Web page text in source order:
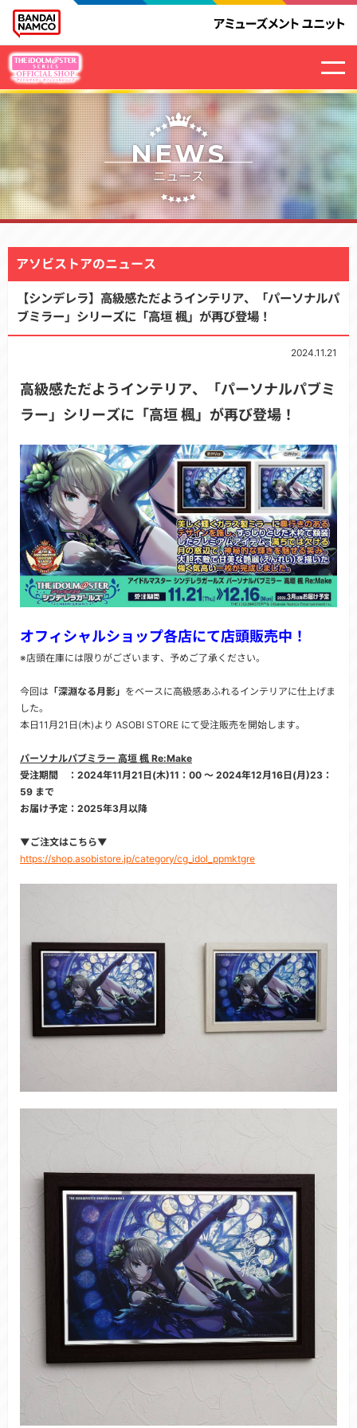
NEWS
ニュース
アソビストアのニュース
【シンデレラ】高級感ただようインテリア、「パーソナルパ
ブミラー」シリーズに「高垣 楓」が再び登場！
2024.11.21
高級感ただようインテリア、「パーソナルパブミ
ラー」シリーズに「高垣 楓」が再び登場！
オフィシャルショップ各店にて店頭販売中！
※店頭在庫には限りがございます、予めご了承ください。
今回は 「深淵なる月影」 をベースに高級感あふれるインテリアに仕上げま
した。
本日11月21日(木)より ASOBI STORE にて受注販売を開始します。
パーソナルパブミラー 高垣 楓 Re:Make
受注期間 ：2024年11月21日(木)11：00 ～ 2024年12月16日(月)23：
59 まで
お届け予定：2025年3月以降
▼ご注文はこちら▼
https://shop.asobistore.jp/category/cg_idol_ppmktgre